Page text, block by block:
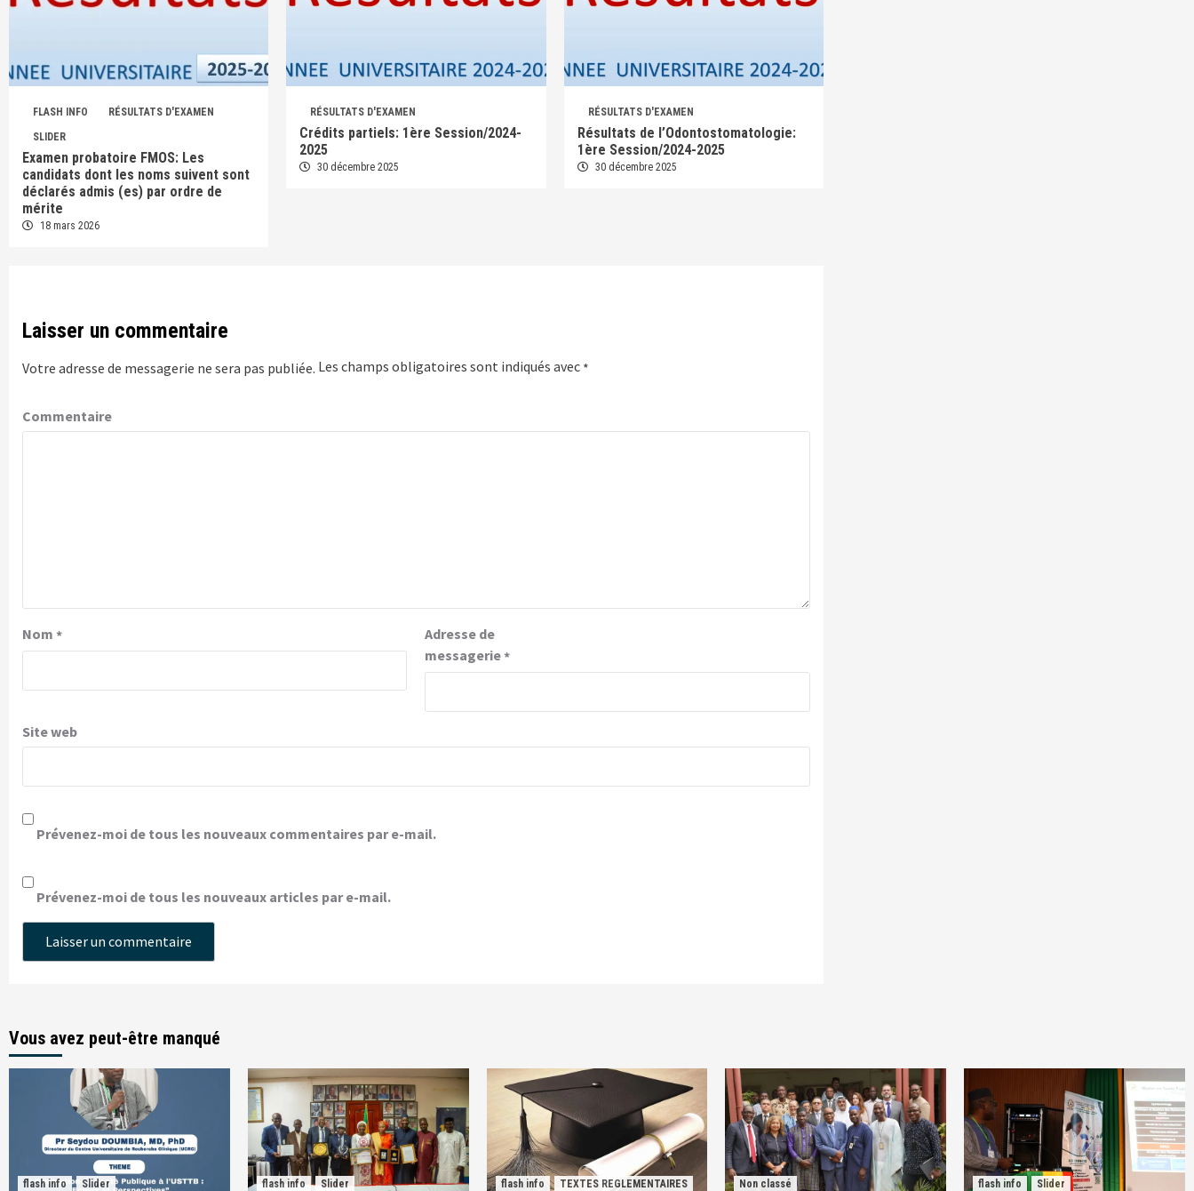
FLASH INFO
RÉSULTATS D'EXAMEN
SLIDER
Examen probatoire FMOS: Les
candidats dont les noms suivent sont
déclarés admis (es) par ordre de
mérite
18 mars 2026
RÉSULTATS D'EXAMEN
Crédits partiels: 1ère Session/2024-
2025
30 décembre 2025
RÉSULTATS D'EXAMEN
Résultats de l’Odontostomatologie:
1ère Session/2024-2025
30 décembre 2025
Laisser un commentaire
Votre adresse de messagerie ne sera pas publiée. Les champs obligatoires sont indiqués avec *
Commentaire
Nom *
Adresse de
messagerie*
Site web
Prévenez-moi de tous les nouveaux commentaires par e-mail.
Prévenez-moi de tous les nouveaux articles par e-mail.
Vous avez peut-être manqué
flash info Slider flash info Slider flash info TEXTES REGLEMENTAIRES Non classé flash info Slider